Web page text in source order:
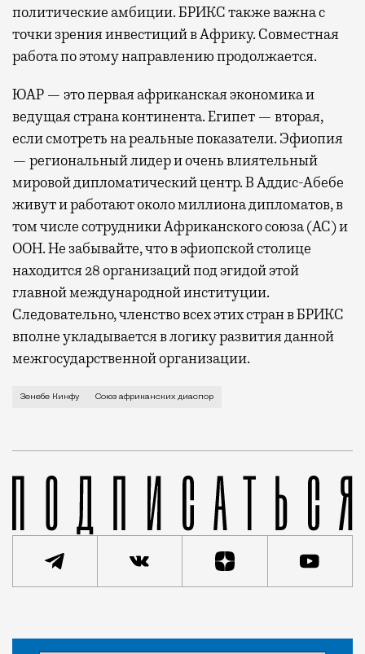
политические амбиции. БРИКС также важна с
точки зрения инвестиций в Африку. Совместная
работа по этому направлению продолжается.
ЮАР — это первая африканская экономика и
ведущая страна континента. Египет — вторая,
если смотреть на реальные показатели. Эфиопия
— региональный лидер и очень влиятельный
мировой дипломатический центр. В Аддис-Абебе
живут и работают около миллиона дипломатов, в
том числе сотрудники Африканского союза (АС) и
ООН. Не забывайте, что в эфиопской столице
находится 28 организаций под эгидой этой
главной международной институции.
Следовательно, членство всех этих стран в БРИКС
вполне укладывается в логику развития данной
межгосударственной организации.
Африка сегодня — это современный, активно
Зенебе Кинфу Союз африканских диаспор
Статья
Леонид Пастернак